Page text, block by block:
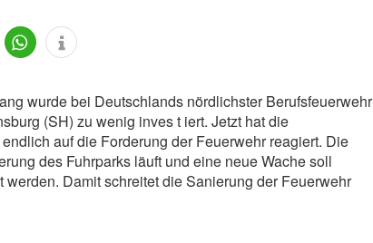
wurde bei Deutschlands nördlichster Berufsfeuerwehr
(SH) zu wenig inves t iert. Jetzt hat die
auf die Forderung der Feuerwehr reagiert. Die
des Fuhrparks läuft und eine neue Wache soll
werden. Damit schreitet die Sanierung der Feuerwehr